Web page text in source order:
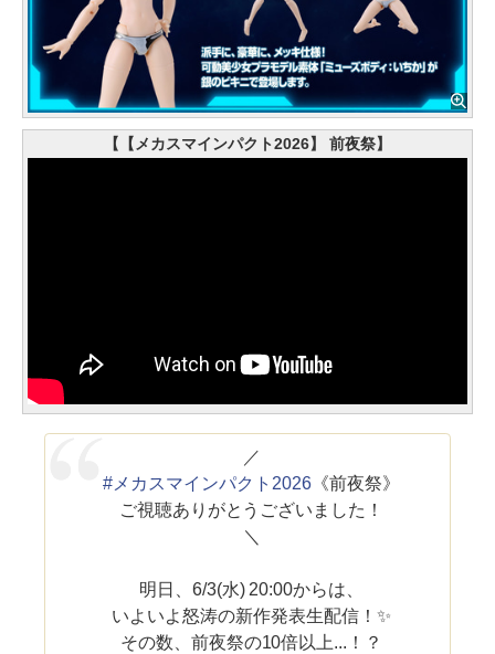
【【メカスマインパクト2026】 前夜祭】
／
#メカスマインパクト2026《前夜祭》
ご視聴ありがとうございました！
＼
明日、6/3(水) 20:00からは、
いよいよ怒涛の新作発表生配信！✨
その数、前夜祭の10倍以上...！？